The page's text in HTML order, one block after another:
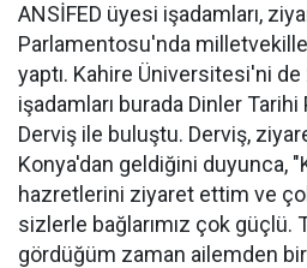
ANSİFED üyesi işadamları,
Parlamentosu'nda
yaptı. Kahire Üniversitesi'ni
işadamları burada Dinler
Derviş ile buluştu. Derviş,
Konya'dan geldiğini duyunca,
hazretlerini ziyaret ettim ve
sizlerle bağlarımız çok güçlü.
gördüğüm zaman ailemden